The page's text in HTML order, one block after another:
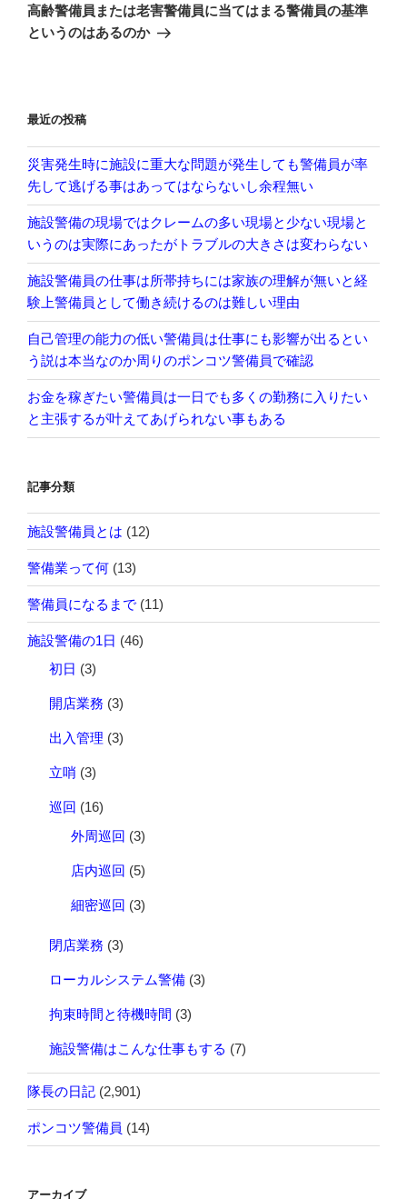
ー
シ
の
投
高齢警備員または老害警備員に当てはまる警備員の基準
というのはあるのか
最近の投稿
災害発生時に施設に重大な問題が発生しても警備員が率
先して逃げる事はあってはならないし余程無い
施設警備の現場ではクレームの多い現場と少ない現場と
いうのは実際にあったがトラブルの大きさは変わらない
施設警備員の仕事は所帯持ちには家族の理解が無いと経
験上警備員として働き続けるのは難しい理由
自己管理の能力の低い警備員は仕事にも影響が出るとい
う説は本当なのか周りのポンコツ警備員で確認
お金を稼ぎたい警備員は一日でも多くの勤務に入りたい
と主張するが叶えてあげられない事もある
記事分類
施設警備員とは (12)
警備業って何 (13)
警備員になるまで (11)
施設警備の1日 (46)
初日 (3)
開店業務 (3)
出入管理 (3)
立哨 (3)
巡回 (16)
外周巡回 (3)
店内巡回 (5)
細密巡回 (3)
閉店業務 (3)
ローカルシステム警備 (3)
拘束時間と待機時間 (3)
施設警備はこんな仕事もする (7)
隊長の日記 (2,901)
ポンコツ警備員 (14)
アーカイブ